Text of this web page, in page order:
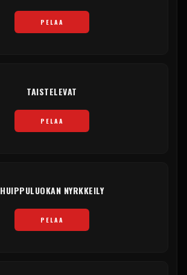
PELAA
TAISTELEVAT
PELAA
HUIPPULUOKAN NYRKKEILY
PELAA